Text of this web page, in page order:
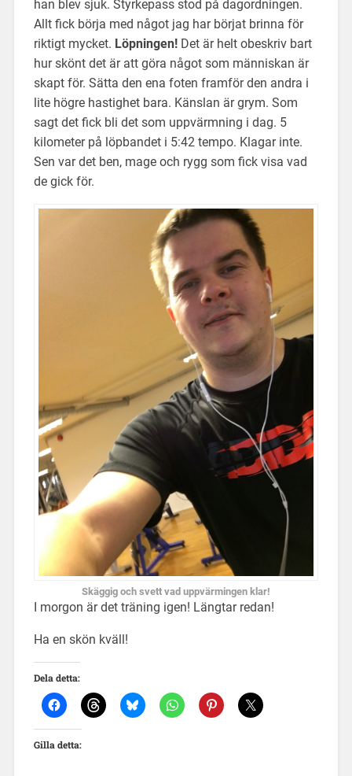
han blev sjuk. Styrkepass stod på dagordningen.
Allt fick börja med något jag har börjat brinna för
riktigt mycket. Löpningen! Det är helt obeskriv bart
hur skönt det är att göra något som människan är
skapt för. Sätta den ena foten framför den andra i
lite högre hastighet bara. Känslan är grym. Som
sagt det fick bli det som uppvärmning i dag. 5
kilometer på löpbandet i 5:42 tempo. Klagar inte.
Sen var det ben, mage och rygg som fick visa vad
de gick för.
Skäggig och svett vad uppvärmingen klar!
I morgon är det träning igen! Längtar redan!
Ha en skön kväll!
Dela detta:
Gilla detta: